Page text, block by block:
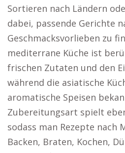
Sortieren nach Ländern
dabei, passende Gerichte
Geschmacksvorlieben zu
mediterrane Küche ist
frischen Zutaten und den
während die asiatische
aromatische Speisen
Zubereitungsart spielt
sodass man Rezepte nach
Backen, Braten, Kochen,